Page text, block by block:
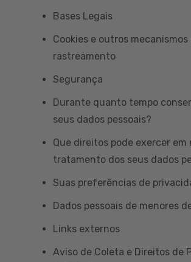
Bases Legais
Cookies e outros mecanismos
rastreamento
Segurança
Durante quanto tempo
seus dados pessoais?
Que direitos pode exercer em
tratamento dos seus dados
Suas preferências de
Dados pessoais de menores
Links externos
Aviso de Coleta e Direitos de